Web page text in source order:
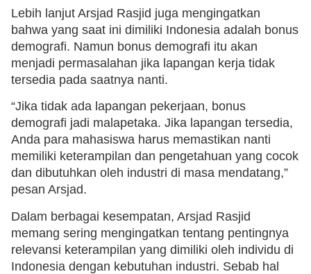
Lebih lanjut Arsjad Rasjid juga mengingatkan
bahwa yang saat ini dimiliki Indonesia adalah bonus
demografi. Namun bonus demografi itu akan
menjadi permasalahan jika lapangan kerja tidak
tersedia pada saatnya nanti.
“Jika tidak ada lapangan pekerjaan, bonus
demografi jadi malapetaka. Jika lapangan tersedia,
Anda para mahasiswa harus memastikan nanti
memiliki keterampilan dan pengetahuan yang cocok
dan dibutuhkan oleh industri di masa mendatang,”
pesan Arsjad.
Dalam berbagai kesempatan, Arsjad Rasjid
memang sering mengingatkan tentang pentingnya
relevansi keterampilan yang dimiliki oleh individu di
Indonesia dengan kebutuhan industri. Sebab hal